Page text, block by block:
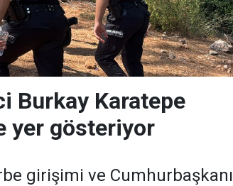
Burkay Karatepe
yer gösteriyor
girişimi ve Cumhurbaşkanı